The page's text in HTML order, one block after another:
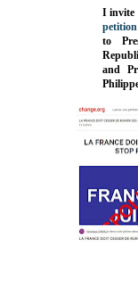
I invite
petition
to
and